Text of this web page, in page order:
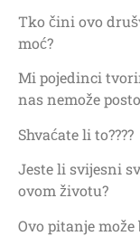
Tko čini ovo
moć?
Mi pojedinci
nas nemože
Shvaćate li to????
Jeste li svijesni
ovom životu?
Ovo pitanje